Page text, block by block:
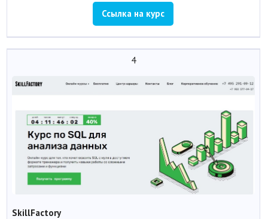
Ссылка на курс
4
SkillFactory